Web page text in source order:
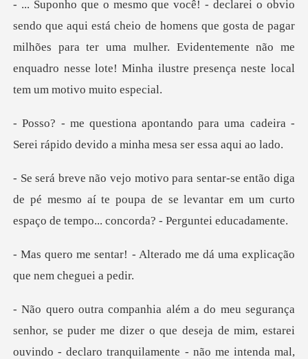
de homens que gosta de pagar
milhões para ter uma mulher. Evidentemente não me
en
ra uma cadeira -
Serei rápido devido
iga
de pé mesmo aí te poupa de se levantar em um curto
lterado me dá uma explicaç
estarei
ouvindo - declaro tranquilamente - não me intenda mal,